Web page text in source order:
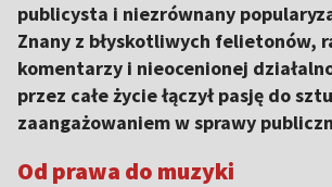
publicysta i niezrównany
Znany z błyskotliwych felietonów,
komentarzy i nieocenionej
przez całe życie łączył pasję do
zaangażowaniem w sprawy
Od prawa do muzyki